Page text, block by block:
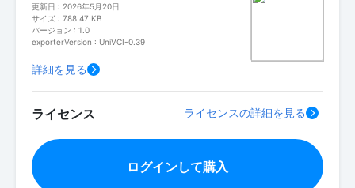
更新日 : 2026年5月20日
サイズ : 788.47 KB
バージョン : 1.0
exporterVersion : UniVCI-0.39
詳細を見る
ライセンス ライセンスの詳細を見る
ログインして購入